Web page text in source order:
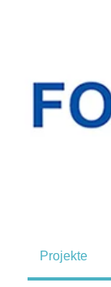
Projekte